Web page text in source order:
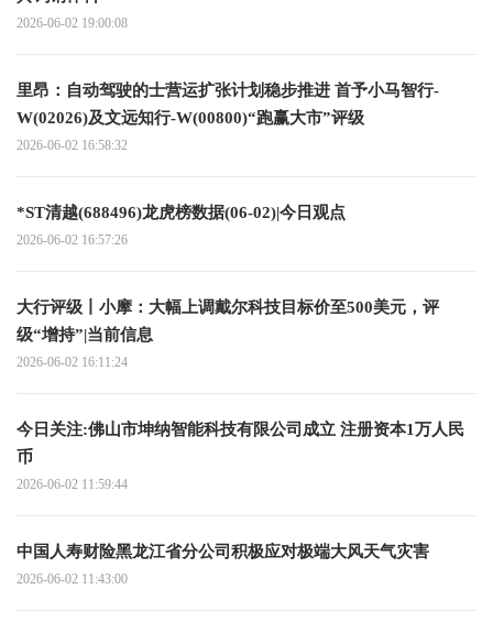
2026-06-02 19:00:08
里昂：自动驾驶的士营运扩张计划稳步推进 首予小马智行-
W(02026)及文远知行-W(00800)“跑赢大市”评级
2026-06-02 16:58:32
*ST清越(688496)龙虎榜数据(06-02)|今日观点
2026-06-02 16:57:26
大行评级丨小摩：大幅上调戴尔科技目标价至500美元，评
级“增持”|当前信息
2026-06-02 16:11:24
今日关注:佛山市坤纳智能科技有限公司成立 注册资本1万人民
币
2026-06-02 11:59:44
中国人寿财险黑龙江省分公司积极应对极端大风天气灾害
2026-06-02 11:43:00